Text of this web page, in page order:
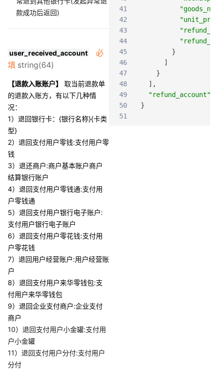
款成功后返回)
user_received_account
必
填 string(64)
【退款入账账户】
取当前退款单
的退款入账方，有以下几种情
况：
1）退回银行卡：{银行名称}{卡类
型}
2）退回支付用户零钱:支付用户零
钱
3）退还商户:商户基本账户商户
结算银行账户
4）退回支付用户零钱通:支付用
户零钱通
5）退回支付用户银行电子账户:
支付用户银行电子账户
6）退回支付用户零花钱:支付用
户零花钱
7）退回用户经营账户:用户经营账
户
8）退回支付用户来华零钱包:支
付用户来华零钱包
9）退回企业支付商户:企业支付
商户
10）退回支付用户小金罐:支付用
户小金罐
11）退回支付用户分付:支付用户
分付
41
42
43
44
45
}
46
]
47
}
48
] ,
49
"refund_account"
50
}
51